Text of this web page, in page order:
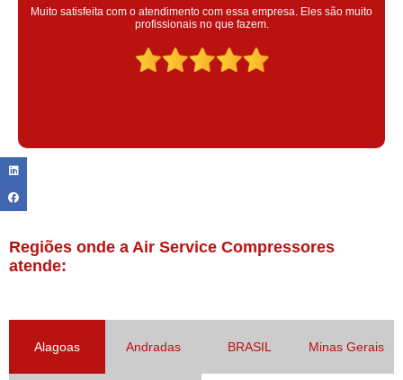
Super satisfeita com o serviço prestado, atendimento muito bom!
colaoradores educado e transparente, destaque para o colaborador
Claudinei excelente profissional!
Regiões onde a Air Service Compressores
atende:
Alagoas Andradas BRASIL Minas Gerais